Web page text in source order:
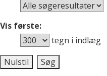
Vis første:
tegn i indlæg